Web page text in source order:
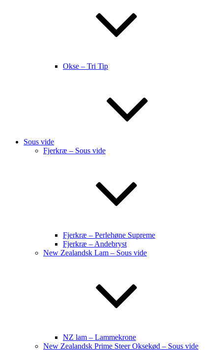
Okse – Tri Tip
Sous vide
Fjerkræ – Sous vide
Fjerkræ – Perlehøne Supreme
Fjerkræ – Andebryst
New Zealandsk Lam – Sous vide
NZ lam – Lammekrone
New Zealandsk Prime Steer Oksekød – Sous vide